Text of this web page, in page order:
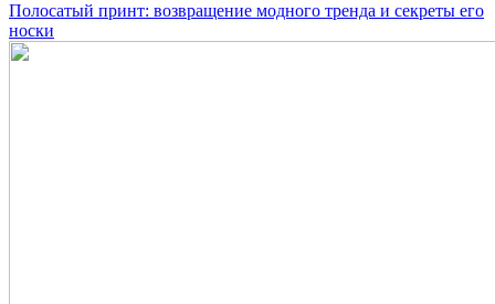
Полосатый принт: возвращение модного тренда и секреты его
носки